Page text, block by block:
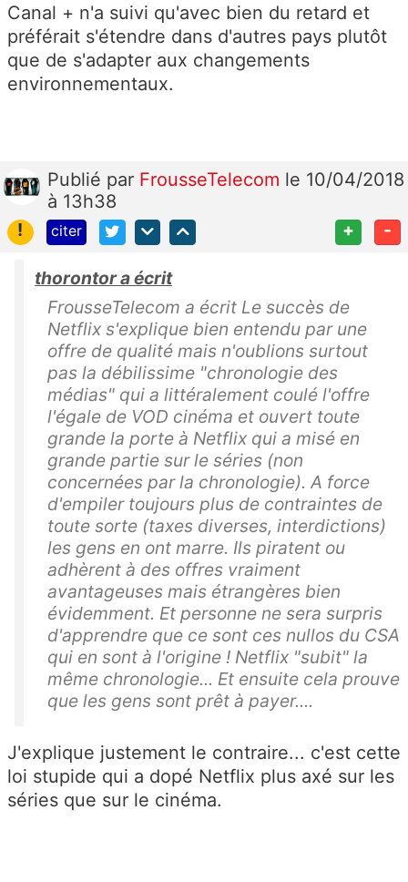
Canal + n'a suivi qu'avec bien du retard et
préférait s'étendre dans d'autres pays plutôt
que de s'adapter aux changements
environnementaux.
Publié par FrousseTelecom le 10/04/2018
à 13h38
!
citer + -
thorontor a écrit
FrousseTelecom a écrit Le succès de
Netflix s'explique bien entendu par une
offre de qualité mais n'oublions surtout
pas la débilissime "chronologie des
médias" qui a littéralement coulé l'offre
l'égale de VOD cinéma et ouvert toute
grande la porte à Netflix qui a misé en
grande partie sur le séries (non
concernées par la chronologie). A force
d'empiler toujours plus de contraintes de
toute sorte (taxes diverses, interdictions)
les gens en ont marre. Ils piratent ou
adhèrent à des offres vraiment
avantageuses mais étrangères bien
évidemment. Et personne ne sera surpris
d'apprendre que ce sont ces nullos du CSA
qui en sont à l'origine ! Netflix "subit" la
même chronologie... Et ensuite cela prouve
que les gens sont prêt à payer....
J'explique justement le contraire... c'est cette
loi stupide qui a dopé Netflix plus axé sur les
séries que sur le cinéma.